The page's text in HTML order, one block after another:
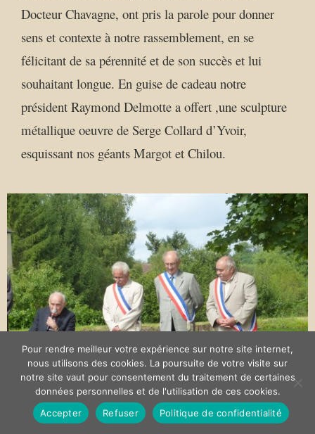
Docteur Chavagne, ont pris la parole pour donner
sens et contexte à notre rassemblement, en se
félicitant de sa pérennité et de son succès et lui
souhaitant longue. En guise de cadeau notre
président Raymond Delmotte a offert ,une sculpture
métallique oeuvre de Serge Collard d’Yvoir,
esquissant nos géants Margot et Chilou.
Pour rendre meilleur votre expérience sur notre site internet,
nous utilisons des cookies. La poursuite de votre visite sur
notre site vaut pour consentement du traitement de certaines
données personnelles et de l'utilisation de ces cookies.
Accepter
Refuser Politique de confidentialité